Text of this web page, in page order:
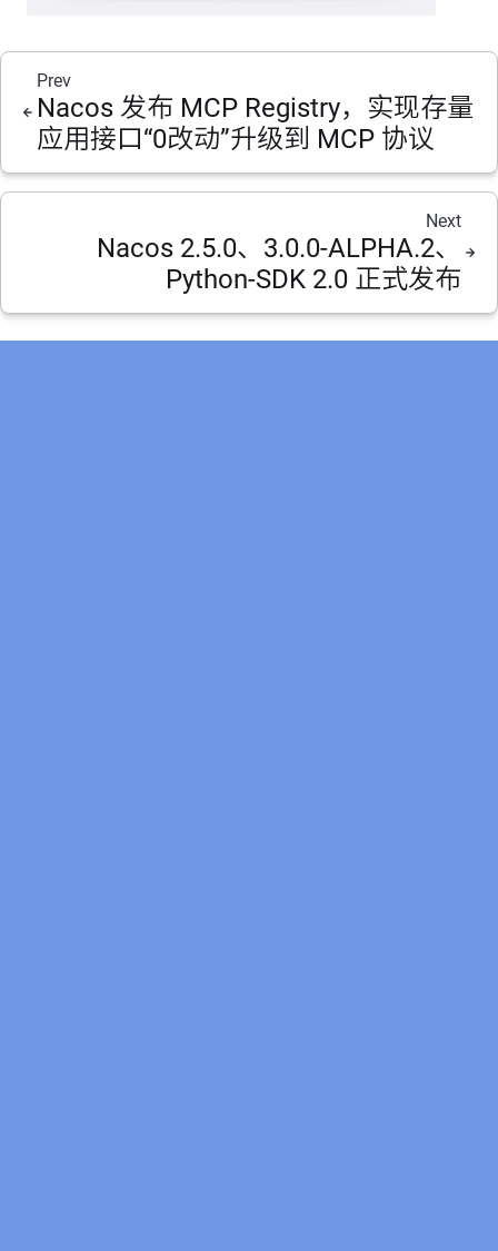
Prev
Nacos 发布 MCP Registry，实现存量
应用接口“0改动”升级到 MCP 协议
Next
Nacos 2.5.0、3.0.0-ALPHA.2、
Python-SDK 2.0 正式发布